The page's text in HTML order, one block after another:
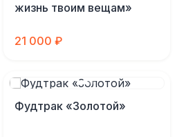
жизнь твоим вещам»
21 000 ₽
Фудтрак «Золотой»